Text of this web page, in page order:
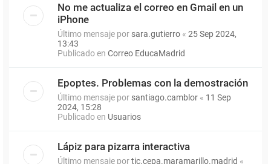
No me actualiza el correo en Gmail en un
iPhone
Último mensaje por sara.gutierro « 25 Sep 2024,
13:43
Publicado en Correo EducaMadrid
Epoptes. Problemas con la demostración
Último mensaje por santiago.camblor « 11 Sep
2024, 15:28
Publicado en Usuarios
Lápiz para pizarra interactiva
Último mensaje portic.cepa.maramarillo.madrid «